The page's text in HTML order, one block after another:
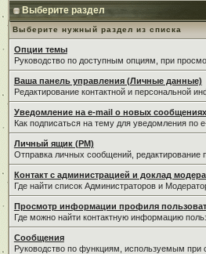
Выберите раздел
Выберите нужный раздел из списка
Опции темы
Руководство по доступным опциям, при
Ваша панель управления (Личные данные)
Редактирование контактной и персональной
Уведомление на e-mail о новых сообщениях
Как подписаться на тему для уведомления по
Личный ящик (PM)
Отправка личных сообщений,
Контакт с администрацией и доклад
Где найти список Администраторов и
Просмотр информации профиля
Где можно найти контактную информацию
Сообщения
Руководство по функциям, используемым при